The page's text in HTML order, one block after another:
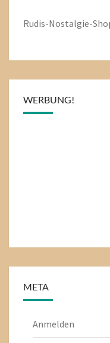
Rudis-Nostalgie-
WERBUNG!
META
Anmelden